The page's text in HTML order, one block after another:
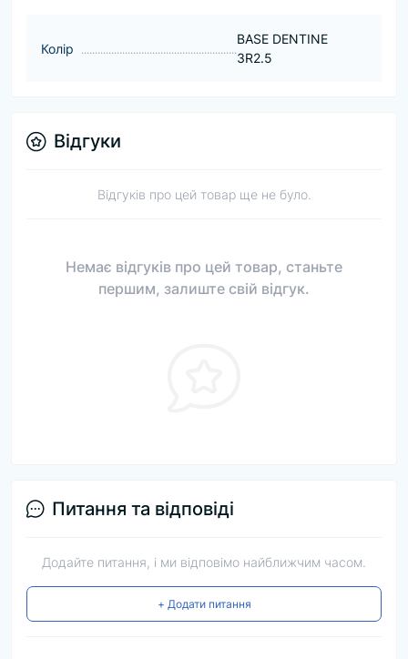
Колір
BASE DENTINE
3R2.5
Відгуки
Відгуків про цей товар ще не було.
Немає відгуків про цей товар, станьте
першим, залиште свій відгук.
Питання та відповіді
Додайте питання, і ми відповімо найближчим часом.
+ Додати питання